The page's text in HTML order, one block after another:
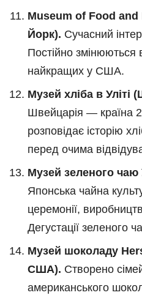
Museum of Food
Йорк). Сучасний
Постійно змінюються
найкращих у США.
Музей хліба в Уліті
Швейцарія — країна
розповідає історію
перед очима
Музей зеленого чаю
Японська чайна
церемонії,
Дегустації зеленого
Музей шоколаду
США). Створено
американського